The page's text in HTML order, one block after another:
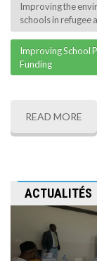
Improving the
schools in refugee
Improving School
Funding
READ MORE
ACTUALITÉS